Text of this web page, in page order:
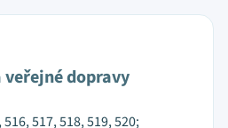
dopravy
517, 518, 519, 520;